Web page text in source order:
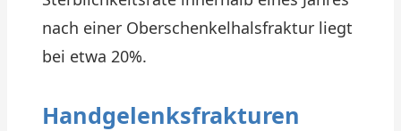
nach einer Oberschenkelhalsfraktur liegt
bei etwa 20%.
Handgelenksfrakturen